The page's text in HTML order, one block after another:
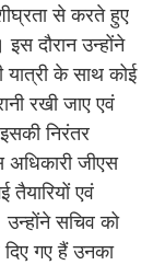
से करते हुए
दौरान उन्होंने
यात्री के साथ कोई
रखी जाए एवं
निरंतर
अधिकारी जीएस
तैयारियों एवं
सचिव को
दिए गए हैं उनका